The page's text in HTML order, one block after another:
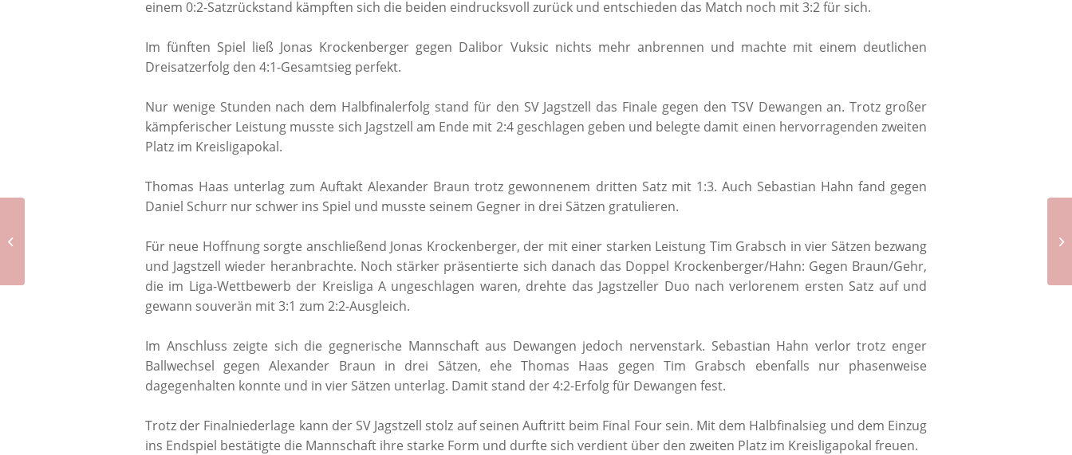
einem 0:2-Satzrückstand kämpften sich die beiden eindrucksvoll zurück und entschieden das Match noch mit 3:2 für sich.
Im fünften Spiel ließ Jonas Krockenberger gegen Dalibor Vuksic nichts mehr anbrennen und machte mit einem deutlichen
Dreisatzerfolg den 4:1-Gesamtsieg perfekt.
Nur wenige Stunden nach dem Halbfinalerfolg stand für den SV Jagstzell das Finale gegen den TSV Dewangen an. Trotz großer
kämpferischer Leistung musste sich Jagstzell am Ende mit 2:4 geschlagen geben und belegte damit einen hervorragenden zweiten
Platz im Kreisligapokal.
Thomas Haas unterlag zum Auftakt Alexander Braun trotz gewonnenem dritten Satz mit 1:3. Auch Sebastian Hahn fand gegen
Daniel Schurr nur schwer ins Spiel und musste seinem Gegner in drei Sätzen gratulieren.
Für neue Hoffnung sorgte anschließend Jonas Krockenberger, der mit einer starken Leistung Tim Grabsch in vier Sätzen bezwang
und Jagstzell wieder heranbrachte. Noch stärker präsentierte sich danach das Doppel Krockenberger/Hahn: Gegen Braun/Gehr,
die im Liga-Wettbewerb der Kreisliga A ungeschlagen waren, drehte das Jagstzeller Duo nach verlorenem ersten Satz auf und
gewann souverän mit 3:1 zum 2:2-Ausgleich.
Im Anschluss zeigte sich die gegnerische Mannschaft aus Dewangen jedoch nervenstark. Sebastian Hahn verlor trotz enger
Ballwechsel gegen Alexander Braun in drei Sätzen, ehe Thomas Haas gegen Tim Grabsch ebenfalls nur phasenweise
dagegenhalten konnte und in vier Sätzen unterlag. Damit stand der 4:2-Erfolg für Dewangen fest.
Trotz der Finalniederlage kann der SV Jagstzell stolz auf seinen Auftritt beim Final Four sein. Mit dem Halbfinalsieg und dem Einzug
ins Endspiel bestätigte die Mannschaft ihre starke Form und durfte sich verdient über den zweiten Platz im Kreisligapokal freuen.